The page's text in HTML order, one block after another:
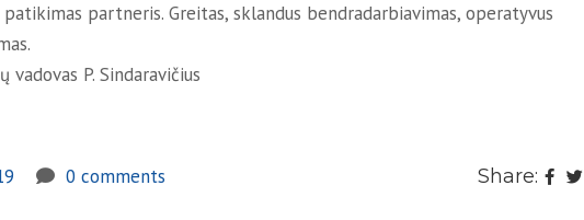
patikimas partneris. Greitas, sklandus bendradarbiavimas, operatyvus
vadovas P. Sindaravičius
0 comments Share: